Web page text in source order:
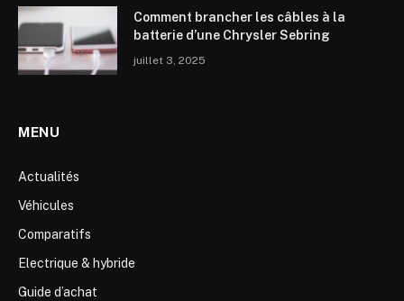
Comment brancher les câbles à la
batterie d’une Chrysler Sebring
juillet 3, 2025
MENU
Actualités
Véhicules
Comparatifs
Electrique & hybride
Guide d’achat